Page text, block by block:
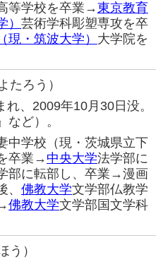
等学校を卒業→東京教育
芸術学科彫塑専攻を卒
現・筑波大学） 大学院を
たろう）
、2009年10月30日没。
など）。
中学校（現・茨城県立下
卒業→ 中央大学法学部に
部に転部し、卒業→漫画
佛教大学文学部仏教学
佛教大学文学部国文学科
う）